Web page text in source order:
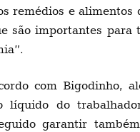
remédios e alimentos
são importantes para
com Bigodinho,
líquido do
garantir